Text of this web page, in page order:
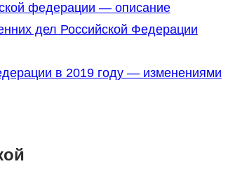
федерации — описание
дел Российской Федерации
в 2019 году — изменениями